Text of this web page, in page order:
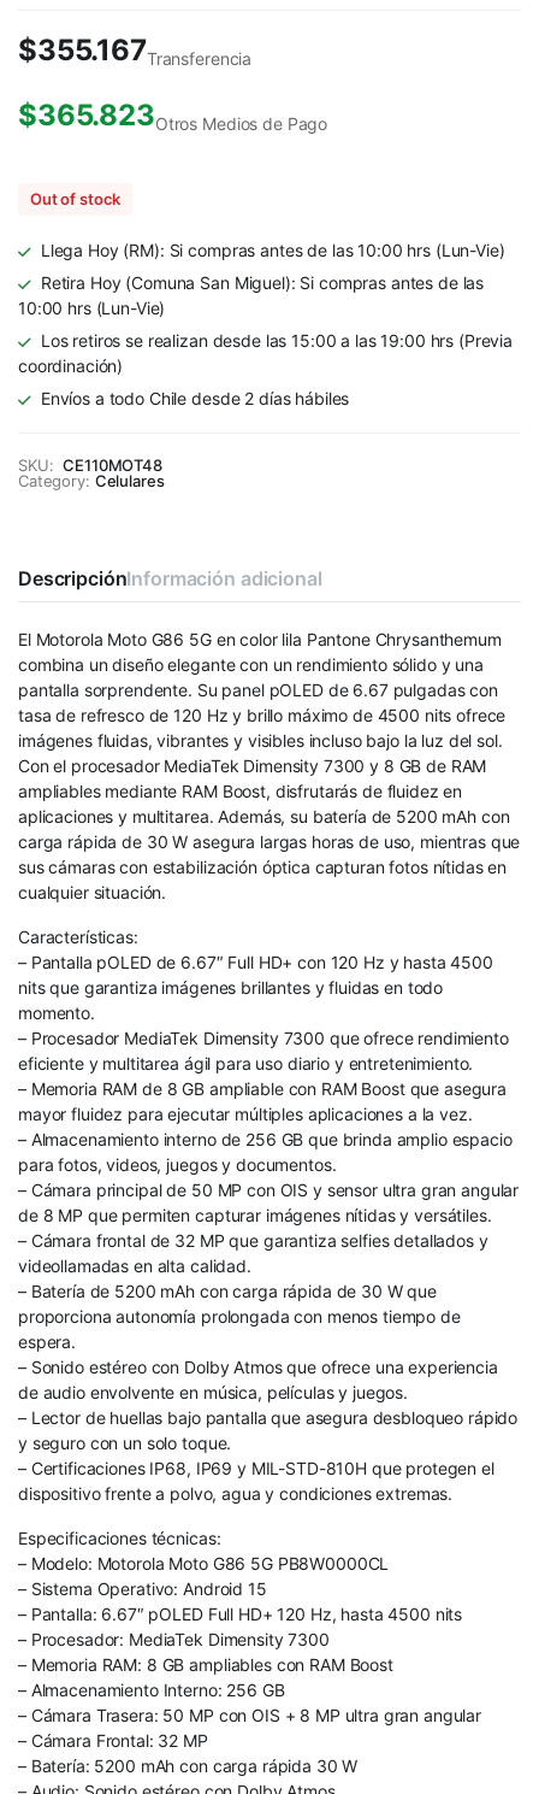
$355.167Transferencia
$365.823Otros Medios de Pago
Out of stock
Llega Hoy (RM): Si compras antes de las 10:00 hrs (Lun-Vie)
Retira Hoy (Comuna San Miguel): Si compras antes de las
10:00 hrs (Lun-Vie)
Los retiros se realizan desde las 15:00 a las 19:00 hrs (Previa
coordinación)
Envíos a todo Chile desde 2 días hábiles
SKU: CE110MOT48
Category: Celulares
DescripciónInformación adicional
El Motorola Moto G86 5G en color lila Pantone Chrysanthemum
combina un diseño elegante con un rendimiento sólido y una
pantalla sorprendente. Su panel pOLED de 6.67 pulgadas con
tasa de refresco de 120 Hz y brillo máximo de 4500 nits ofrece
imágenes fluidas, vibrantes y visibles incluso bajo la luz del sol.
Con el procesador MediaTek Dimensity 7300 y 8 GB de RAM
ampliables mediante RAM Boost, disfrutarás de fluidez en
aplicaciones y multitarea. Además, su batería de 5200 mAh con
carga rápida de 30 W asegura largas horas de uso, mientras que
sus cámaras con estabilización óptica capturan fotos nítidas en
cualquier situación.
Características:
– Pantalla pOLED de 6.67″ Full HD+ con 120 Hz y hasta 4500
nits que garantiza imágenes brillantes y fluidas en todo
momento.
– Procesador MediaTek Dimensity 7300 que ofrece rendimiento
eficiente y multitarea ágil para uso diario y entretenimiento.
– Memoria RAM de 8 GB ampliable con RAM Boost que asegura
mayor fluidez para ejecutar múltiples aplicaciones a la vez.
– Almacenamiento interno de 256 GB que brinda amplio espacio
para fotos, videos, juegos y documentos.
– Cámara principal de 50 MP con OIS y sensor ultra gran angular
de 8 MP que permiten capturar imágenes nítidas y versátiles.
– Cámara frontal de 32 MP que garantiza selfies detallados y
videollamadas en alta calidad.
– Batería de 5200 mAh con carga rápida de 30 W que
proporciona autonomía prolongada con menos tiempo de
espera.
– Sonido estéreo con Dolby Atmos que ofrece una experiencia
de audio envolvente en música, películas y juegos.
– Lector de huellas bajo pantalla que asegura desbloqueo rápido
y seguro con un solo toque.
– Certificaciones IP68, IP69 y MIL-STD-810H que protegen el
dispositivo frente a polvo, agua y condiciones extremas.
Especificaciones técnicas:
– Modelo: Motorola Moto G86 5G PB8W0000CL
– Sistema Operativo: Android 15
– Pantalla: 6.67″ pOLED Full HD+ 120 Hz, hasta 4500 nits
– Procesador: MediaTek Dimensity 7300
– Memoria RAM: 8 GB ampliables con RAM Boost
– Almacenamiento Interno: 256 GB
– Cámara Trasera: 50 MP con OIS + 8 MP ultra gran angular
– Cámara Frontal: 32 MP
– Batería: 5200 mAh con carga rápida 30 W